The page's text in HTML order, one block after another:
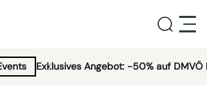
Exklusives Angebot: -50% auf